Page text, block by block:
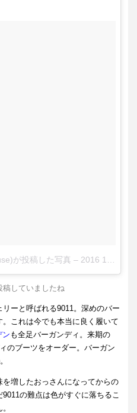
が投稿した写真 – 2016 1月 8 12:18午前 PST
稿していましたね
ーと呼ばれる9011。深めのバー
これは今でも本当に良く履いて
ン も全足バーガンディ。来期の
のブーツをオーダー。バーガン
増したおっさんになってからの
の難点は色がすぐに落ちるこ